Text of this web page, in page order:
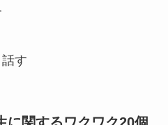
す
に関するワクワク20個